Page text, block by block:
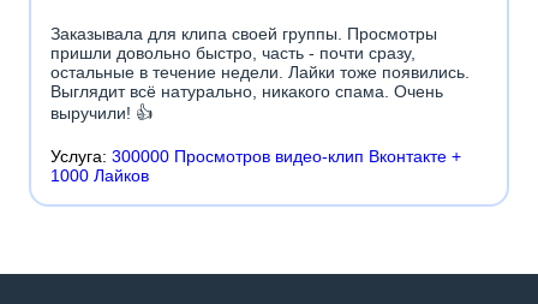
Заказывала для клипа своей группы. Просмотры
пришли довольно быстро, часть - почти сразу,
остальные в течение недели. Лайки тоже появились.
Выглядит всё натурально, никакого спама. Очень
выручили! 👍
Услуга: 300000 Просмотров видео-клип Вконтакте +
1000 Лайков